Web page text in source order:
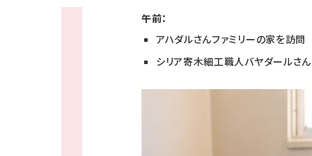
午前：
アハダルさんファミリーの家を訪問
シリア寄木細工職人バヤダールさ